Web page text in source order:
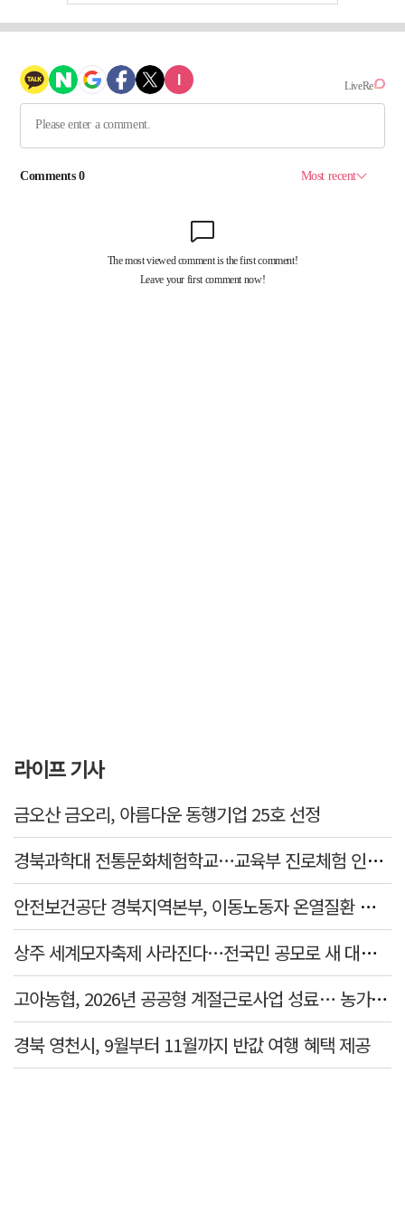
라이프 기사
금오산 금오리, 아름다운 동행기업 25호 선정
경북과학대 전통문화체험학교…교육부 진로체험 인증기관 선정
안전보건공단 경북지역본부, 이동노동자 온열질환 예방 캠페인
상주 세계모자축제 사라진다…전국민 공모로 새 대표축제 발굴 나서
고아농협, 2026년 공공형 계절근로사업 성료… 농가 일손 부족 해소 '효자'
경북 영천시, 9월부터 11월까지 반값 여행 혜택 제공